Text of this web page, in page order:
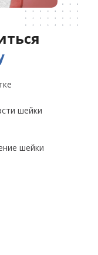
шейки
шейки